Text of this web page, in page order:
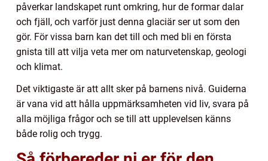
påverkar landskapet runt omkring, hur de formar dalar
och fjäll, och varför just denna glaciär ser ut som den
gör. För vissa barn kan det till och med bli en första
gnista till att vilja veta mer om naturvetenskap, geologi
och klimat.
Det viktigaste är att allt sker på barnens nivå. Guiderna
är vana vid att hålla uppmärksamheten vid liv, svara på
alla möjliga frågor och se till att upplevelsen känns
både rolig och trygg.